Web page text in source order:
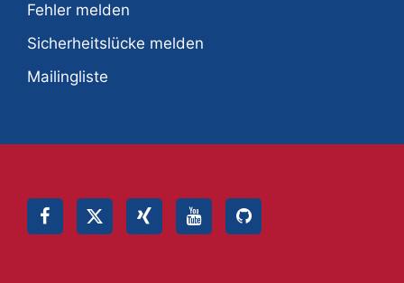
Fehler melden
Sicherheitslücke melden
Mailingliste